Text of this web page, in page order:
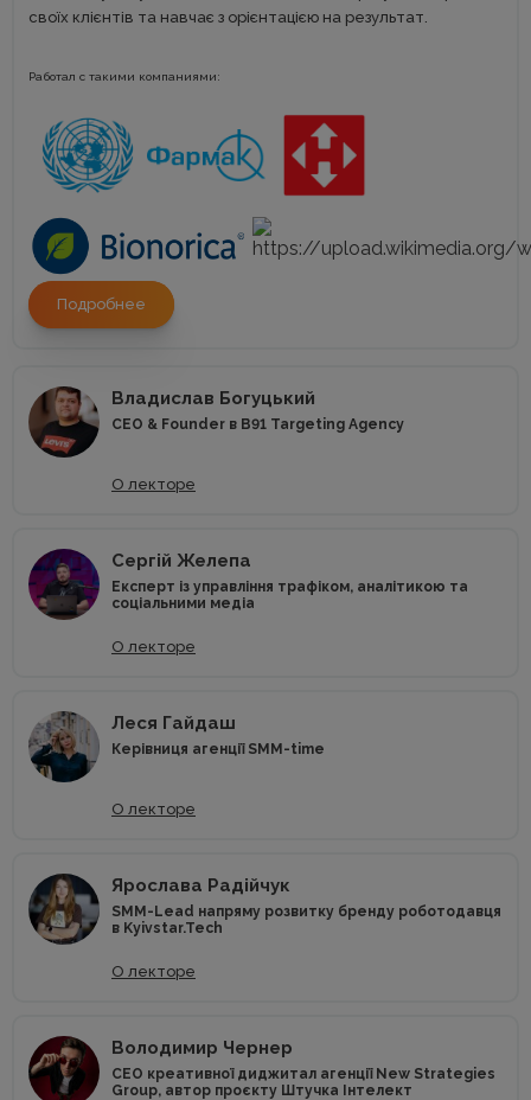
своїх клієнтів та навчає з орієнтацією на результат.
Работал с такими компаниями:
Подробнее
Владислав Богуцький
CEO & Founder в B91 Targeting Agency
О лекторе
Сергій Желепа
Експерт із управління трафіком, аналітикою та
соціальними медіа
О лекторе
Леся Гайдаш
Керівниця агенції SMM-time
О лекторе
Ярослава Радійчук
SMM-Lead напряму розвитку бренду роботодавця
в Kyivstar.Tech
О лекторе
Володимир Чернер
CEO креативної диджитал агенції New Strategies
Group, автор проєкту Штучка Інтелект